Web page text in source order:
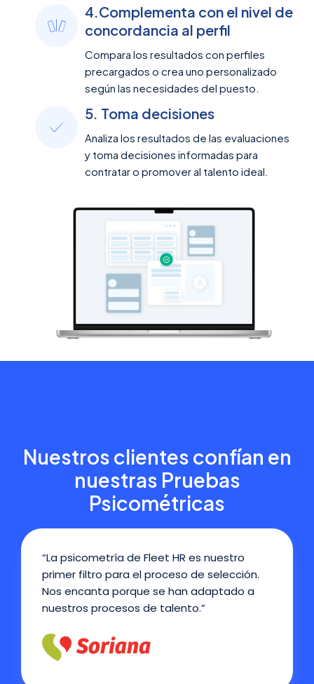
4.Complementa con el nivel de
concordancia al perfil
Compara los resultados con perfiles
precargados o crea uno personalizado
según las necesidades del puesto.
5. Toma decisiones
Analiza los resultados de las evaluaciones
y toma decisiones informadas para
contratar o promover al talento ideal.
Nuestros clientes confían en
nuestras Pruebas
Psicométricas
“La psicometría de Fleet HR es nuestro
primer filtro para el proceso de selección.
Nos encanta porque se han adaptado a
nuestros procesos de talento.”